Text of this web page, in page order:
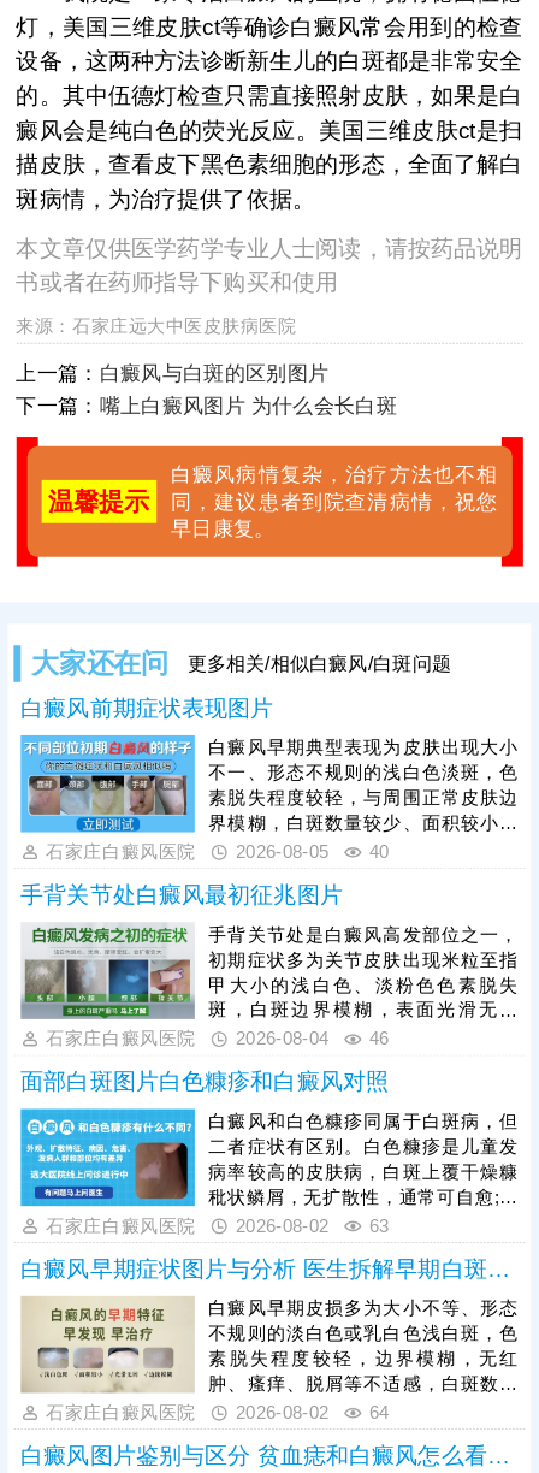
灯，美国三维皮肤ct等确诊白癜风常会用到的检查
设备，这两种方法诊断新生儿的白斑都是非常安全
的。其中伍德灯检查只需直接照射皮肤，如果是白
癜风会是纯白色的荧光反应。美国三维皮肤ct是扫
描皮肤，查看皮下黑色素细胞的形态，全面了解白
斑病情，为治疗提供了依据。
本文章仅供医学药学专业人士阅读，请按药品说明
书或者在药师指导下购买和使用
来源：石家庄远大中医皮肤病医院
上一篇： 白癜风与白斑的区别图片
下一篇： 嘴上白癜风图片 为什么会长白斑
温馨提示
白癜风病情复杂，治疗方法也不相
同，建议患者到院查清病情，祝您
早日康复。
大家还在问 更多相关/相似白癜风/白斑问题
白癜风前期症状表现图片
白癜风早期典型表现为皮肤出现大小
不一、形态不规则的浅白色淡斑，色
素脱失程度较轻，与周围正常皮肤边
界模糊，白斑数量较少、面积较小，
一般无瘙痒、疼痛、脱屑等自觉不
斑症状不典型，极易与白色糠疹、花
斑癣、贫血痣等色素减退类疾病混
淆，仅凭肉眼难以准确判断。因此发
现皮肤异常白斑后，需及时到正规医
院做科学检查，明确诊断、规避误诊
漏诊。白癜风早期是治疗黄金时机，
及时开展科学对症治疗，复色效率更
高、预后更
石家庄白癜风医院 2026-08-05 40
手背关节处白癜风最初征兆图片
手背关节处是白癜风高发部位之一，
初期症状多为关节皮肤出现米粒至指
甲大小的浅白色、淡粉色色素脱失
斑，白斑边界模糊，表面光滑无鳞
屑、无红肿瘙痒、无疼痛刺痛等不适
具备极强的扩散性，手部关节活动频
繁、易受摩擦暴晒，若初期放任不
管，白斑会逐渐扩大、融合，色素脱
失加重，边界变得清晰，甚至蔓延至
整只手背、手指。白癜风初期黑色素
细胞未完全受损，是治疗的黄金时
机，患者需及时就医，结合自身白斑
面积、病程、体质科
石家庄白癜风医院 2026-08-04 46
面部白斑图片白色糠疹和白癜风对照
白癜风和白色糠疹同属于白斑病，但
二者症状有区别。白色糠疹是儿童发
病率较高的皮肤病，白斑上覆干燥糠
秕状鳞屑，无扩散性，通常可自愈;白
癜风发病人群广泛，白斑形成部位随
机，光滑平坦，不痛不痒，病症顽
固，易扩散。可以做伍德灯、三维皮
肤ct检查诊断，分析白斑是什么，了
解白斑形成原因。再针对性的制定治
疗、护理方案，助力白斑稳步着色。
石家庄白癜风医院 2026-08-02 63
白癜风早期症状图片与分析 医生拆解早期白斑识别逻辑
白癜风早期皮损多为大小不等、形态
不规则的淡白色或乳白色浅白斑，色
素脱失程度较轻，边界模糊，无红
肿、瘙痒、脱屑等不适感，白斑数量
少、面积小，扩散速度较慢。临床
中，白色糠疹、花斑癣、贫血痣等多
种皮肤病症状与早期白斑高度相似，
石家庄白癜风医院 2026-08-02 64
白癜风图片鉴别与区分 贫血痣和白癜风怎么看图分